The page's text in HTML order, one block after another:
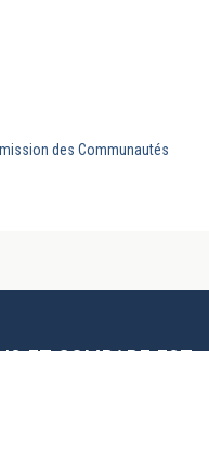
des Communautés
ET COMPARE EST